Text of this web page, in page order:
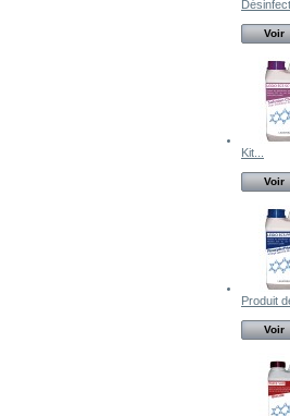
Voir
Kit...
Voir
Produit
Voir